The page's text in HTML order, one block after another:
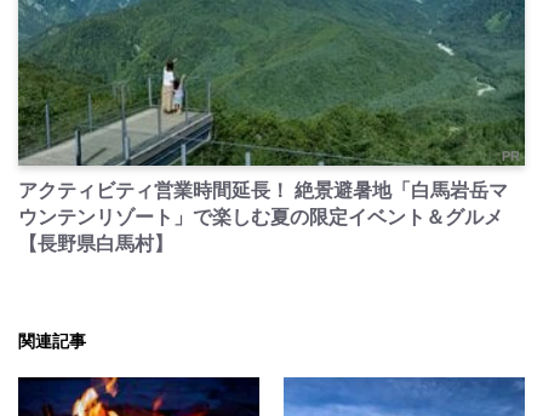
PR
アクティビティ営業時間延長！ 絶景避暑地「白馬岩岳マ
ウンテンリゾート」で楽しむ夏の限定イベント＆グルメ
【長野県白馬村】
関連記事